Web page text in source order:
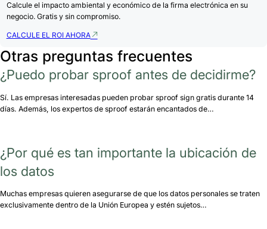
Calcule el impacto ambiental y económico de la firma electrónica en su
negocio. Gratis y sin compromiso.
CALCULE EL ROI AHORA
Otras preguntas frecuentes
¿Puedo probar sproof antes de decidirme?
Sí. Las empresas interesadas pueden probar sproof sign gratis durante 14
días. Además, los expertos de sproof estarán encantados de…
¿Por qué es tan importante la ubicación de
los datos
Muchas empresas quieren asegurarse de que los datos personales se traten
exclusivamente dentro de la Unión Europea y estén sujetos…